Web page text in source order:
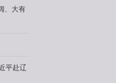
、大有
平赴辽